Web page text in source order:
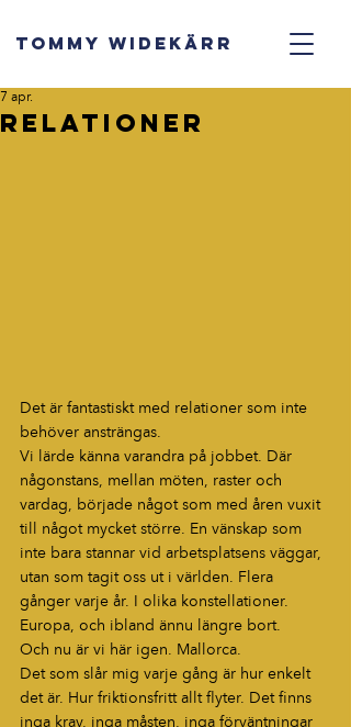
TOMMY WIDEKÄRR
Relationer
7 apr.
Det är fantastiskt med relationer som inte
behöver ansträngas.
Vi lärde känna varandra på jobbet. Där
någonstans, mellan möten, raster och
vardag, började något som med åren vuxit
till något mycket större. En vänskap som
inte bara stannar vid arbetsplatsens väggar,
utan som tagit oss ut i världen. Flera
gånger varje år. I olika konstellationer.
Europa, och ibland ännu längre bort.
Och nu är vi här igen. Mallorca.
Det som slår mig varje gång är hur enkelt
det är. Hur friktionsfritt allt flyter. Det finns
inga krav, inga måsten, inga förväntningar